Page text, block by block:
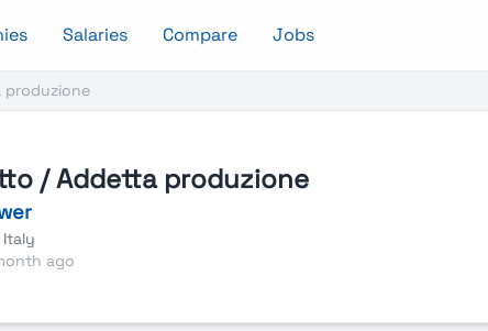
Salaries Compare Jobs
/ Addetta produzione
Italy
ago